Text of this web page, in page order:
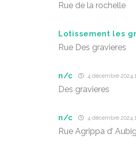
Rue de la rochelle
Lotissement les
Rue Des gravieres
n/c 4 décembre 2024
Des gravieres
n/c 4 décembre 2024
Rue Agrippa d’